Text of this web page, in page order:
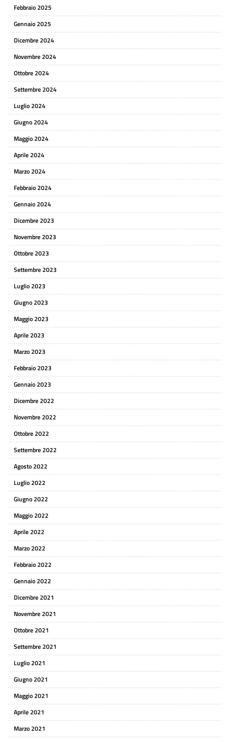
Febbraio 2025
Gennaio 2025
Dicembre 2024
Novembre 2024
Ottobre 2024
Settembre 2024
Luglio 2024
Giugno 2024
Maggio 2024
Aprile 2024
Marzo 2024
Febbraio 2024
Gennaio 2024
Dicembre 2023
Novembre 2023
Ottobre 2023
Settembre 2023
Luglio 2023
Giugno 2023
Maggio 2023
Aprile 2023
Marzo 2023
Febbraio 2023
Gennaio 2023
Dicembre 2022
Novembre 2022
Ottobre 2022
Settembre 2022
Agosto 2022
Luglio 2022
Giugno 2022
Maggio 2022
Aprile 2022
Marzo 2022
Febbraio 2022
Gennaio 2022
Dicembre 2021
Novembre 2021
Ottobre 2021
Settembre 2021
Luglio 2021
Giugno 2021
Maggio 2021
Aprile 2021
Marzo 2021